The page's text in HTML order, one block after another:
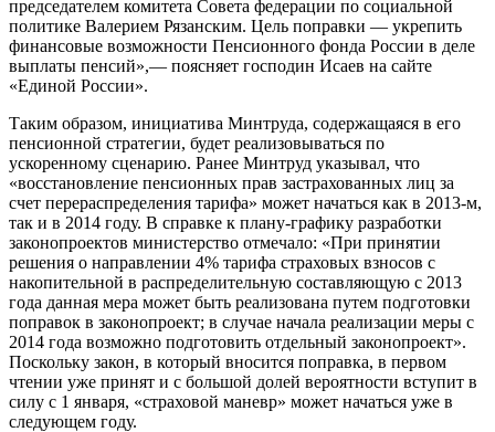
председателем комитета Совета федерации по социальной
политике Валерием Рязанским. Цель поправки — укрепить
финансовые возможности Пенсионного фонда России в деле
выплаты пенсий»,— поясняет господин Исаев на сайте
«Единой России».
Таким образом, инициатива Минтруда, содержащаяся в его
пенсионной стратегии, будет реализовываться по
ускоренному сценарию. Ранее Минтруд указывал, что
«восстановление пенсионных прав застрахованных лиц за
счет перераспределения тарифа» может начаться как в 2013-м,
так и в 2014 году. В справке к плану-графику разработки
законопроектов министерство отмечало: «При принятии
решения о направлении 4% тарифа страховых взносов с
накопительной в распределительную составляющую с 2013
года данная мера может быть реализована путем подготовки
поправок в законопроект; в случае начала реализации меры с
2014 года возможно подготовить отдельный законопроект».
Поскольку закон, в который вносится поправка, в первом
чтении уже принят и с большой долей вероятности вступит в
силу с 1 января, «страховой маневр» может начаться уже в
следующем году.